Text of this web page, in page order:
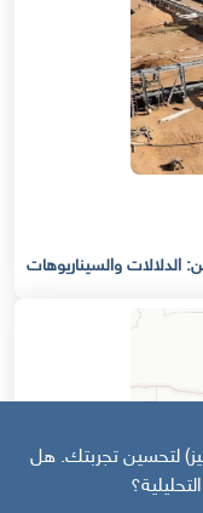
الدلالات والسيناريوهات
لتحسين تجربتك. هل